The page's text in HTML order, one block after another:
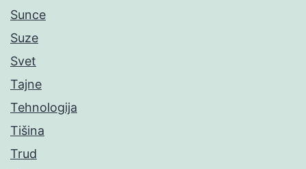
Sunce
Suze
Svet
Tajne
Tehnologija
Tišina
Trud